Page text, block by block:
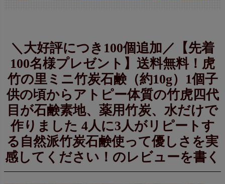
＼大好評につき100個追加／【先着
100名様プレゼント】送料無料！虎
竹の里ミニ竹炭石鹸（約10g）1個子
供の頃からアトピー体質の竹虎四代
目が石鹸素地、薬用竹炭、水だけで
作りました 4人に3人がリピートす
る自然派竹炭石鹸使って優しさを実
感してください！のレビューを書く